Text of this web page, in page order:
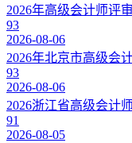
2026年高级会计师评
93
2026-08-06
2026年北京市高级会
93
2026-08-06
2026浙江省高级会计
91
2026-08-05